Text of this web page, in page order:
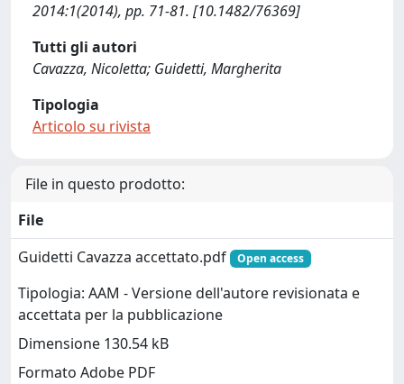
2014:1(2014), pp. 71-81. [10.1482/76369]
Tutti gli autori
Cavazza, Nicoletta; Guidetti, Margherita
Tipologia
Articolo su rivista
File in questo prodotto:
File
Guidetti Cavazza accettato.pdf
Open access
Tipologia: AAM - Versione dell'autore revisionata e
accettata per la pubblicazione
Dimensione 130.54 kB
Formato Adobe PDF